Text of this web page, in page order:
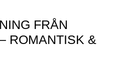
FRÅN
ROMANTISK &